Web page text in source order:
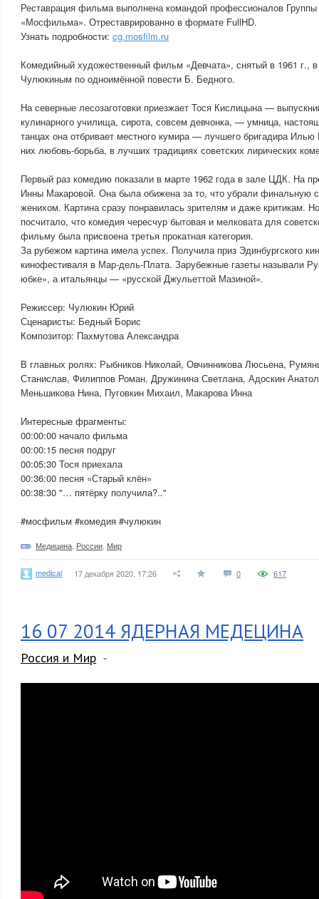
Реставрация фильма выполнена командой профессионалов
«Мосфильма». Отреставрированно в формате FullHD.
Узнать подробности: cg.mosfilm.ru
Комедийный художественный фильм «Девчата», снятый в 1961
Чулюкиным по одноимённой повести Б. Бедного.
На северные лесозаготовки приезжает Тося Кислицына —
кулинарного училища, сирота, совсем девчонка, — умница,
танцах она отбривает местного кумира — лучшего бригадира Илью
них любовь-борьба, в лучших традициях советских лирических
Первый раз комедию показали в марте 1962 года в зале ЦДК. На
Инны Макаровой. Она была обижена за то, что убрали финальную
женихом. Картина сразу понравилась зрителям и даже критикам.
посчитало, что комедия чересчур бытовая и мелковата для
фильму была присвоена третья прокатная категория.
За рубежом картина имела успех. Получила приз Эдинбургского
кинофестиваля в Мар-дель-Плата. Зарубежные газеты называли
юбке», а итальянцы — «русской Джульеттой Мазиной».
Режиссер: Чулюкин Юрий
Сценаристы: Бедный Борис
Композитор: Пахмутова Александра
В главных ролях: Рыбников Николай, Овчинникова Люсьена,
Станислав, Филиппов Роман, Дружинина Светлана, Адоскин
Меньшикова Нина, Пуговкин Михаил, Макарова Инна
Интересные фрагменты:
00:00:00 начало фильма
00:00:15 песня подруг
00:05:30 Тося приехала
00:36:00 песня «Старый клён»
00:38:30 "… пятёрку получила?.."
#мосфильм #комедия #чулюкин
Медицина России Мир
medical 17 декабря 2020, 17:26 0 617
16 07 2014 ЯДЕРНАЯ МЕДЕЦИНА
Россия и Мир